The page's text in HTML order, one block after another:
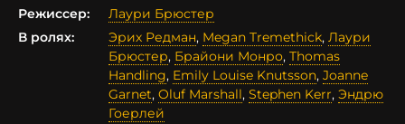
Режиссер:
Лаури Брюстер
В ролях:
Эрих Редман, Megan Tremethick, Лаури
Брюстер, Брайони Монро, Thomas
Handling, Emily Louise Knutsson, Joanne
Garnet, Oluf Marshall, Stephen Kerr, Эндрю
Гоерлей